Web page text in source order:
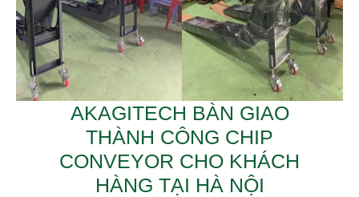
AKAGITECH BÀN GIAO
THÀNH CÔNG CHIP
CONVEYOR CHO KHÁCH
HÀNG TẠI HÀ NỘI